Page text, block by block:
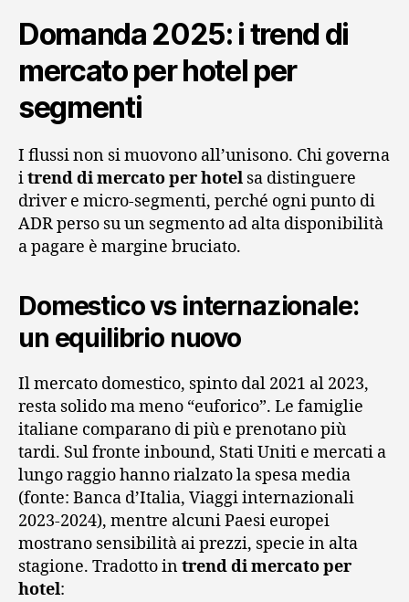
Domanda 2025: i trend di
mercato per hotel per
segmenti
I flussi non si muovono all’unisono. Chi governa
itrend di mercato per hotel sa distinguere
driver e micro-segmenti, perché ogni punto di
ADR perso su un segmento ad alta disponibilità
a pagare è margine bruciato.
Domestico vs internazionale:
un equilibrio nuovo
Il mercato domestico, spinto dal 2021 al 2023,
resta solido ma meno “euforico”. Le famiglie
italiane comparano di più e prenotano più
tardi. Sul fronte inbound, Stati Uniti e mercati a
lungo raggio hanno rialzato la spesa media
(fonte: Banca d’Italia, Viaggi internazionali
2023-2024), mentre alcuni Paesi europei
mostrano sensibilità ai prezzi, specie in alta
stagione. Tradotto intrend di mercato per
hotel: